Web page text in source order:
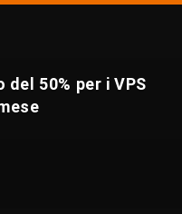
50% per i VPS